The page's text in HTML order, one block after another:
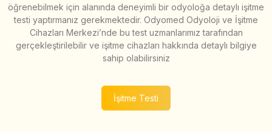
öğrenebilmek için alanında deneyimli bir odyoloğa detaylı işitme
testi yaptırmanız gerekmektedir. Odyomed Odyoloji ve İşitme
Cihazları Merkezi’nde bu test uzmanlarımız tarafından
gerçekleştirilebilir ve işitme cihazları hakkında detaylı bilgiye
sahip olabilirsiniz
İşitme Testi